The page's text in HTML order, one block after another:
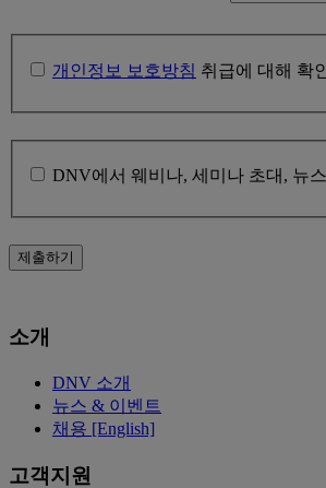
개인정보 보호방침 취급에 대해 확
DNV에서 웨비나, 세미나 초대, 뉴
제출하기
소개
DNV 소개
뉴스 & 이벤트
채용 [English]
고객지원